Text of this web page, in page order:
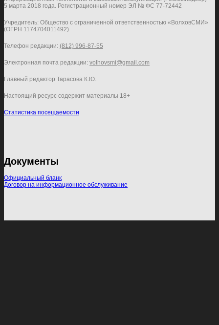
5 марта 2018 года. Регистрационный номер ЭЛ № ФС 77-72442
Учредитель: Общество с ограниченной ответственностью «ВолховСМИ»
(ОГРН 1174704011492)
Телефон редакции: (812) 996-87-55
Электронная почта редакции: volhovsmi@gmail.com
Главный редактор Тарасова К.Ю.
Настоящий ресурс содержит материалы 18+
Статистика посещаемости
Документы
Официальный бланк
Договор на информационное обслуживание